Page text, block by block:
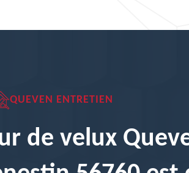
QUEVEN ENTRETIEN
de velux